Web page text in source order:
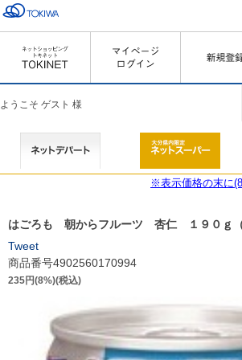
ようこそ ゲスト 様
※表示価格の末に
はごろも 朝からフルーツ 杏仁 １９０ｇ（
Tweet
商品番号4902560170994
235円(8%)(税込)